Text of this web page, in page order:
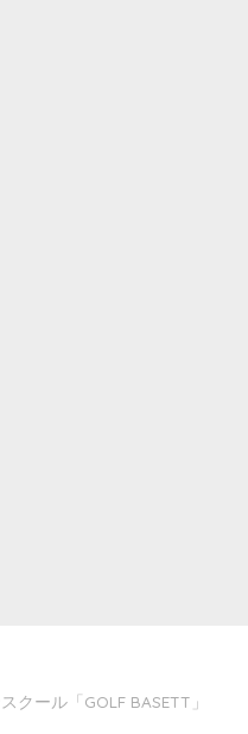
クール「GOLF BASETT」